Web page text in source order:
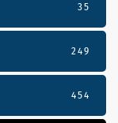
35
249
454